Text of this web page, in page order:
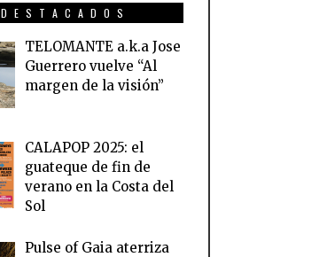
DESTACADOS
TELOMANTE a.k.a Jose
Guerrero vuelve “Al
margen de la visión”
CALAPOP 2025: el
guateque de fin de
verano en la Costa del
Sol
Pulse of Gaia aterriza